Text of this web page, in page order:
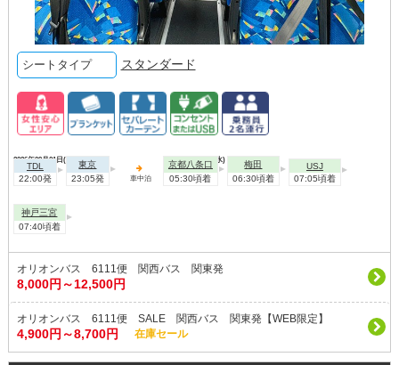
シートタイプ スタンダード
2026年09月01日(火)
TDL
22:00発
東京
23:05発
車中泊
2026年09月02日(水)
京都八条口
05:30頃着
梅田
06:30頃着
USJ
07:05頃着
神戸三宮
07:40頃着
オリオンバス 6111便 関西バス 関東発
8,000円～12,500円
オリオンバス 6111便 SALE 関西バス 関東発【WEB限定】
4,900円～8,700円 在庫セール